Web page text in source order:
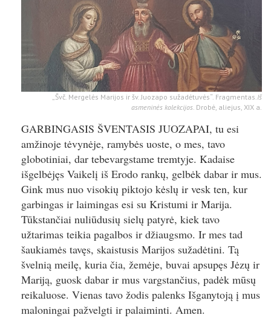
„Švč. Mergelės Marijos ir šv. Juozapo sužadėtuvės“. Fragmentas.Iš
asmeninės kolekcijos. Drobė, aliejus, XIX a.
GARBINGASIS ŠVENTASIS JUOZAPAI, tu esi
amžinoje tėvynėje, ramybės uoste, o mes, tavo
globotiniai, dar tebevargstame tremtyje. Kadaise
išgelbėjęs Vaikelį iš Erodo rankų, gelbėk dabar ir mus.
Gink mus nuo visokių piktojo kėslų ir vesk ten, kur
garbingas ir laimingas esi su Kristumi ir Marija.
Tūkstančiai nuliūdusių sielų patyrė, kiek tavo
užtarimas teikia pagalbos ir džiaugsmo. Ir mes tad
šaukiamės tavęs, skaistusis Marijos sužadėtini. Tą
švelnią meilę, kuria čia, žemėje, buvai apsupęs Jėzų ir
Mariją, guosk dabar ir mus vargstančius, padėk mūsų
reikaluose. Vienas tavo žodis palenks Išganytoją į mus
maloningai pažvelgti ir palaiminti. Amen.